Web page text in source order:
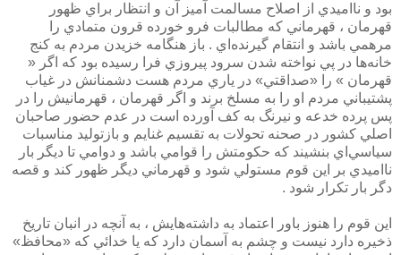
بود و نااميدي از اصلاح مسالمت آميز آن و انتظار براي ظهور
قهرمان ، قهرماني كه مطالبات فرو خورده قرون متمادي را
مرهمي باشد و انتقام گيرنده‌اي . باز هنگامه خزيدن مردم به كنج
خانه‌ها در پي نواخته شدن سرود پيروزي فرا رسيده بود كه اگر «
قهرمان » را «صداقتي» در ياري مردم هست دشمنانش در غياب
پشتيباني مردم او را به مسلخ برند و اگر قهرمان ، قهرمانيش را در
پس پرده خدعه و نيرنگ به كف آورده است در عدم حضور صاحبان
اصلي كشور در صحنه تحولات به تقسيم غنايم و بازتوليد مناسبات
سياسي‌اي بنشيند كه حكومتش را قوامي باشد و دوامي تا ديگر بار
نااميدي بر اين قوم مستولي شود و قهرماني ديگر ظهور كند و قصه
دگر بار تكرار شود .
اين قوم را هنوز باور اعتماد به داشته‌هايش ، به آنچه در انبان تاريخ
ذخيره دارد نيست و چشم به آسمان دارد كه يا خدائي كه «محافظ»